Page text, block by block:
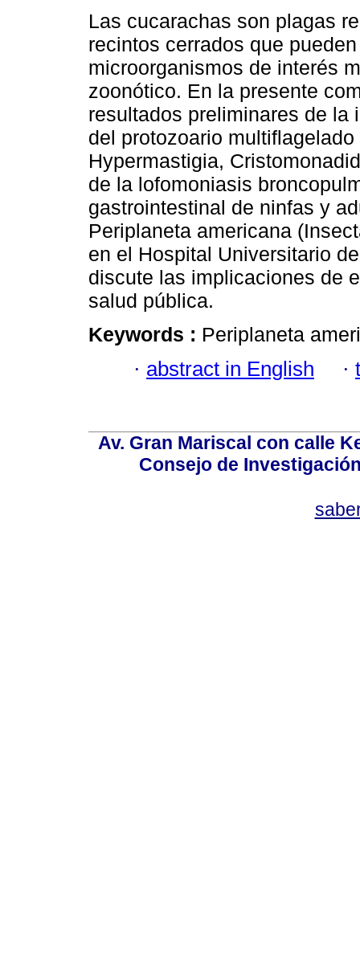
Las cucarachas son plagas
recintos cerrados que
microorganismos de interés
zoonótico. En la presente
resultados preliminares de
del protozoario
Hypermastigia,
de la lofomoniasis
gastrointestinal de ninfas y
Periplaneta americana
en el Hospital Universitario
discute las implicaciones de
salud pública.
Keywords : Periplaneta
· abstract in English ·
Av. Gran Mariscal con calle
Consejo de